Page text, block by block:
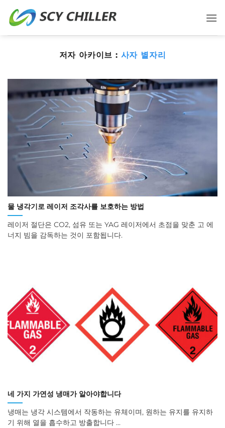
저자 아카이브 : 사자 별자리
물 냉각기로 레이저 조각사를 보호하는 방법
레이저 절단은 CO2, 섬유 또는 YAG 레이저에서 초점을 맞춘 고 에
너지 빔을 감독하는 것이 포함됩니다.
네 가지 가연성 냉매가 알아야합니다
냉매는 냉각 시스템에서 작동하는 유체이며, 원하는 유지를 유지하
기 위해 열을 흡수하고 방출합니다 ...